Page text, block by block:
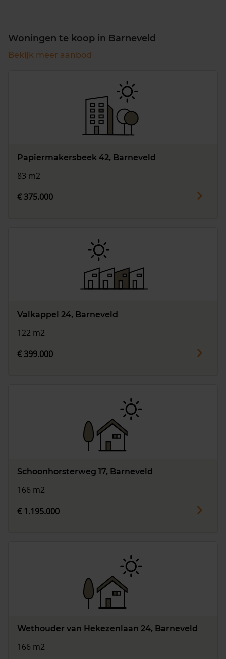
Woningen te koop in Barneveld
Bekijk meer aanbod
Papiermakersbeek 42, Barneveld
83 m2
€ 375.000
Valkappel 24, Barneveld
122 m2
€ 399.000
Schoonhorsterweg 17, Barneveld
166 m2
€ 1.195.000
Wethouder van Hekezenlaan 24, Barneveld
166 m2